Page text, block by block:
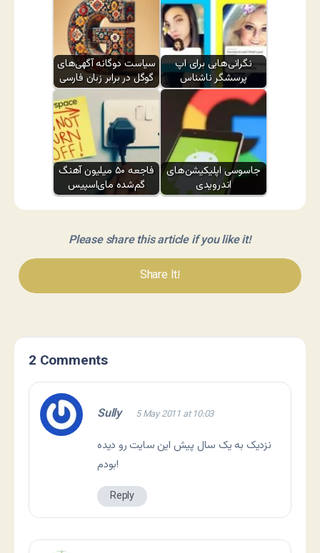
سیاست دوگانه آگهی‌های
گوگل در برابر زبان فارسی
نگرانی‌هایی برای اپ
پرسشگر ناشناس
فاجعه ۵۰ میلیون آهنگ
گم‌شده مای‌اسپیس
جاسوسی اپلیکیشن‌های
اندرویدی
Please share this article if you like it!
Share It!
2 Comments
Sully 5 May 2011 at 10:03
نزدیک به یک سال پیش این سایت رو دیده
بودم!
Reply